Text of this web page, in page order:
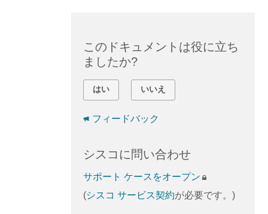
このドキュメントは役に立ち
ましたか?
はい いいえ
フィードバック
シスコに問い合わせ
サポート ケースをオープン
(シスコ サービス契約が必要です。)